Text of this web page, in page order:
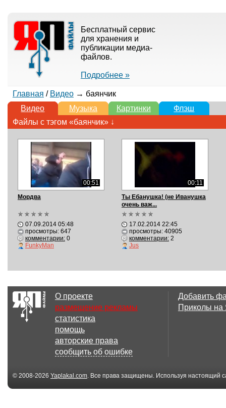
Бесплатный сервис
для хранения и
публикации медиа-
файлов.
Подробнее »
Главная / Видео→ баянчик
Видео
Музыка Картинки
Флэш
Файлы с тэгом «баянчик» ↓
00:51
Мордва
07.09.2014 05:48
просмотры: 647
комментарии:0
FunkyMan
00:11
Ты Ебанушка! (не Иванушка
очень важ...
17.02.2014 22:45
просмотры: 40905
комментарии:2
Jus
О проекте
размещение рекламы
статистика
помощь
авторские права
сообщить об ошибке
Добавить
Приколы
© 2008-2026 Yaplakal.com. Все права защищены. Используя настоящий